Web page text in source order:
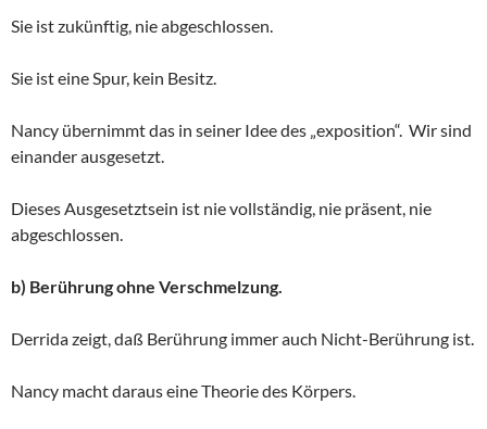
Sie ist zukünftig, nie abgeschlossen.
Sie ist eine Spur, kein Besitz.
Nancy übernimmt das in seiner Idee des „exposition“. Wir sind
einander ausgesetzt.
Dieses Ausgesetztsein ist nie vollständig, nie präsent, nie
abgeschlossen.
b) Berührung ohne Verschmelzung.
Derrida zeigt, daß Berührung immer auch Nicht-Berührung ist.
Nancy macht daraus eine Theorie des Körpers.